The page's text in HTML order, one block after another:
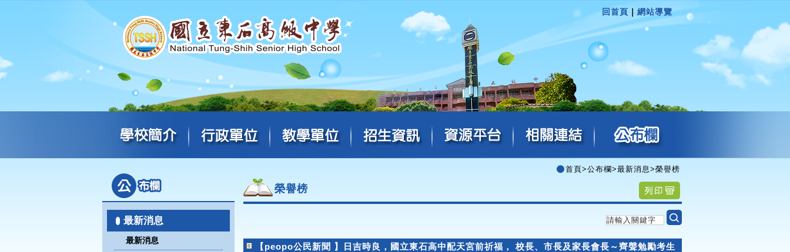
回首頁 網站導覽
最新消息
最新消息
首頁>公布欄>最新消息>榮譽榜
榮譽榜
【peopo公民新聞 】日吉時良，國立東石高中配天宮前祈福， 校長、市長及家長會長～齊聲勉勵考生